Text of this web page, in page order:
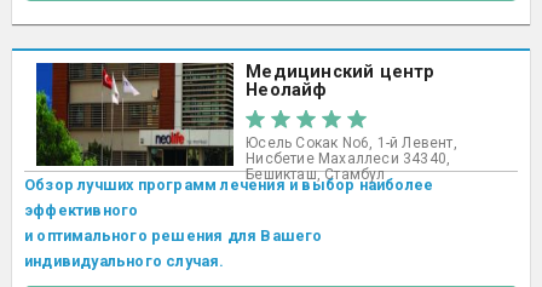
Медицинский центр
Неолайф
Юсель Сокак No6, 1-й Левент,
Нисбетие Махаллеси 34340,
Бешикташ, Стамбул ​
Обзор лучших программ лечения и выбор наиболее
эффективного
и оптимального решения для Вашего
индивидуального случая.